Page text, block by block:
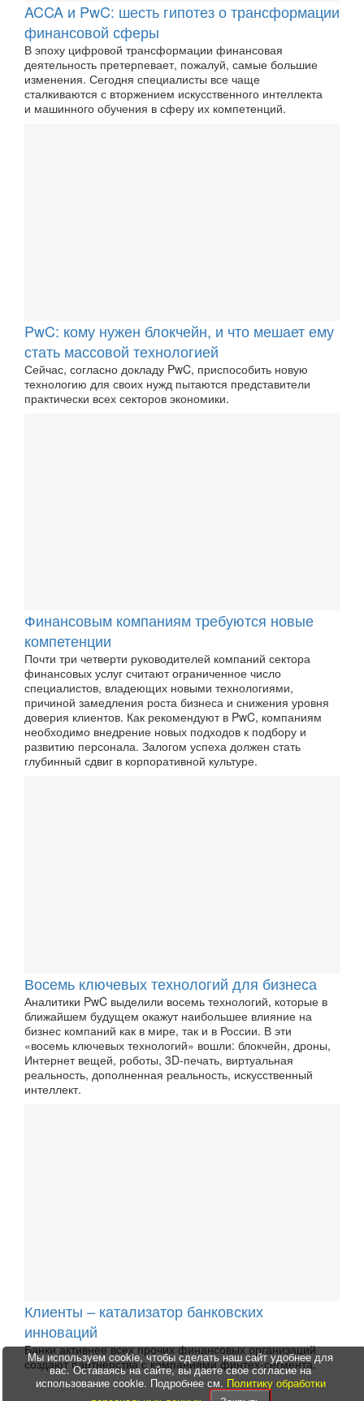
ACCA и PwC: шесть гипотез о трансформации
финансовой сферы
В эпоху цифровой трансформации финансовая
деятельность претерпевает, пожалуй, самые большие
изменения. Сегодня специалисты все чаще
сталкиваются с вторжением искусственного интеллекта
и машинного обучения в сферу их компетенций.
PwC: кому нужен блокчейн, и что мешает ему
стать массовой технологией
Сейчас, согласно докладу PwC, приспособить новую
технологию для своих нужд пытаются представители
практически всех секторов экономики.
Финансовым компаниям требуются новые
компетенции
Почти три четверти руководителей компаний сектора
финансовых услуг считают ограниченное число
специалистов, владеющих новыми технологиями,
причиной замедления роста бизнеса и снижения уровня
доверия клиентов. Как рекомендуют в PwC, компаниям
необходимо внедрение новых подходов к подбору и
развитию персонала. Залогом успеха должен стать
глубинный сдвиг в корпоративной культуре.
Восемь ключевых технологий для бизнеса
Аналитики PwC выделили восемь технологий, которые в
ближайшем будущем окажут наибольшее влияние на
бизнес компаний как в мире, так и в России. В эти
«восемь ключевых технологий» вошли: блокчейн, дроны,
Интернет вещей, роботы, 3D-печать, виртуальная
реальность, дополненная реальность, искусственный
интеллект.
Клиенты – катализатор банковских
инноваций
Банки активнее всех прочих финансовых организаций
создают партнерства с компаниями финтех-сегмента.
Мы используем cookie, чтобы сделать наш сайт удобнее для
вас. Оставаясь на сайте, вы даете свое согласие на
использование cookie. Подробнее см. Политику обработки